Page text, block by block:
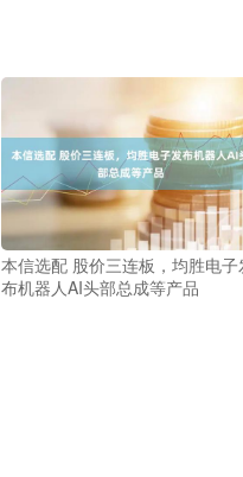
本信选配 股价三连板，均胜电子
布机器人AI头部总成等产品